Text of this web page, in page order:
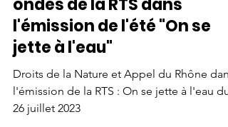
L'Appel du Rhône sur les
ondes de la RTS dans
l'émission de l'été "On se
jette à l'eau"
Droits de la Nature et Appel du Rhône dans
l'émission de la RTS : On se jette à l'eau du